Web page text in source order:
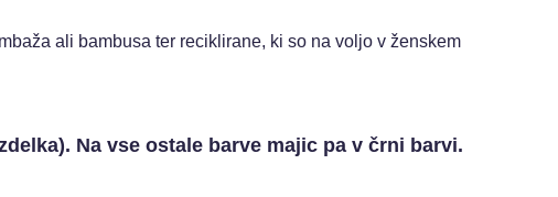
ali bambusa ter reciklirane, ki so na voljo v ženskem
Na vse ostale barve majic pa v črni barvi.